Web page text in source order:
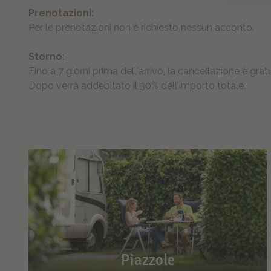
Prenotazioni:
Per le prenotazioni non è richiesto nessun acconto.
Storno:
Fino a 7 giorni prima dell'arrivo, la cancellazione è
Dopo verrà addebitato il 30% dell'importo totale.
Piazzole